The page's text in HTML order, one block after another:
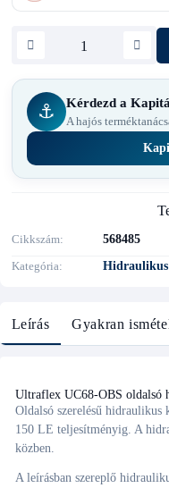
⚓ Kérdezd a
A hajós
Cikkszám
568485
Kategória
Leírás Gyakran
Ultraflex UC68-OBS oldalsó
Oldalsó szerelésű
150 LE teljesítményig. A
közben.
A leírásban szereplő